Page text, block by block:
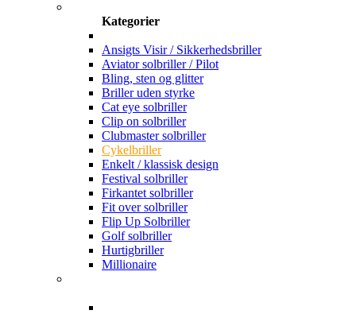
Kategorier
Ansigts Visir / Sikkerhedsbriller
Aviator solbriller / Pilot
Bling, sten og glitter
Briller uden styrke
Cat eye solbriller
Clip on solbriller
Clubmaster solbriller
Cykelbriller
Enkelt / klassisk design
Festival solbriller
Firkantet solbriller
Fit over solbriller
Flip Up Solbriller
Golf solbriller
Hurtigbriller
Millionaire